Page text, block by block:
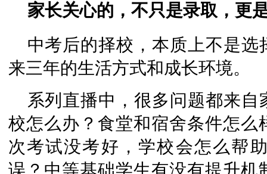
家长关心的，不只是录取，更
中考后的择校，本质上不是
来三年的生活方式和成长环境。
系列直播中，很多问题都来
校怎么办？食堂和宿舍条件怎
次考试没考好，学校会怎么帮
误？中等基础学生有没有提升